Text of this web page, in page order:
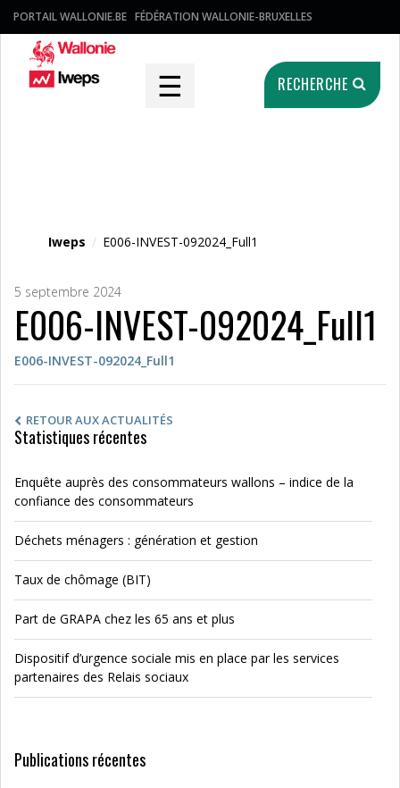
PORTAIL WALLONIE.BE FÉDÉRATION WALLONIE-BRUXELLES
☰ RECHERCHE
Iweps / E006-INVEST-092024_Full1
5 septembre 2024
E006-INVEST-092024_Full1
E006-INVEST-092024_Full1
RETOUR AUX ACTUALITÉS
Statistiques récentes
Enquête auprès des consommateurs wallons – indice de la
confiance des consommateurs
Déchets ménagers : génération et gestion
Taux de chômage (BIT)
Part de GRAPA chez les 65 ans et plus
Dispositif d’urgence sociale mis en place par les services
partenaires des Relais sociaux
Publications récentes